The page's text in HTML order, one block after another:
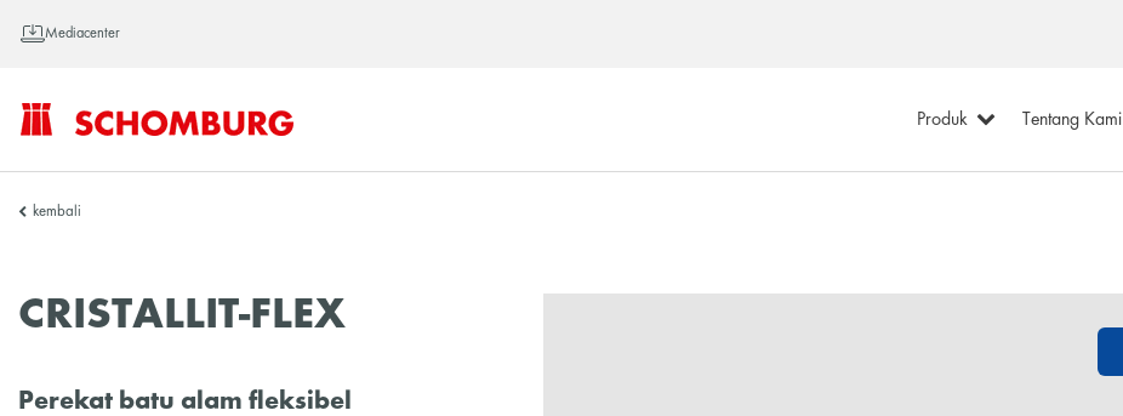
Mediacenter
SCHOMBURG
Produk Tentang Kami
kembali
CRISTALLIT-FLEX
Perekat batu alam fleksibel